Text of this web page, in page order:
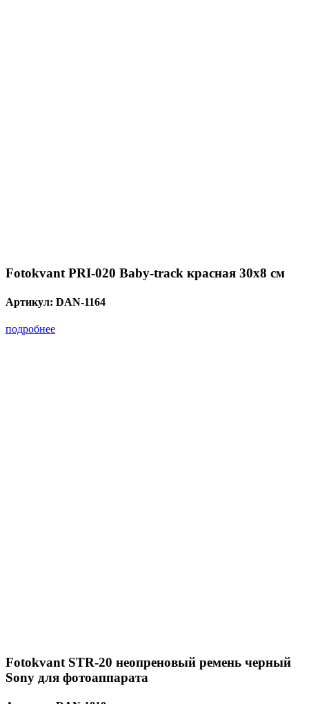
Fotokvant PRI-020 Baby-track красная 30х8 см
Артикул: DAN-1164
подробнее
Fotokvant STR-20 неопреновый ремень черный
Sony для фотоаппарата